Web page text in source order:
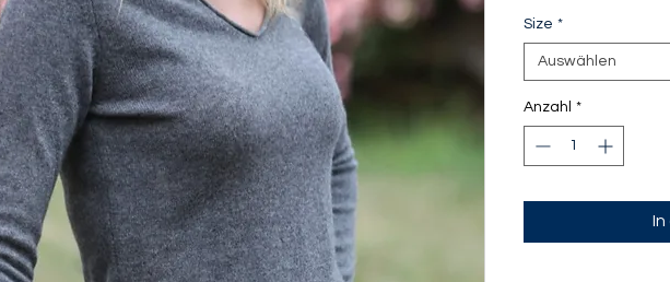
Size *
Auswählen
Anzahl *